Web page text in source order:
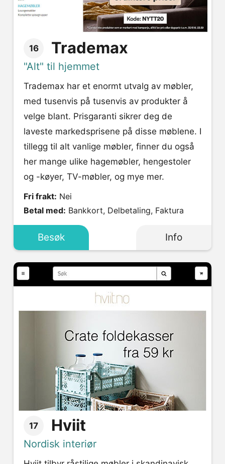
16 Trademax
"Alt" til hjemmet
Trademax har et enormt utvalg av møbler,
med tusenvis på tusenvis av produkter å
velge blant. Prisgaranti sikrer deg de
laveste markedsprisene på disse møblene. I
tillegg til alt vanlige møbler, finner du også
her mange ulike hagemøbler, hengestoler
og -køyer, TV-møbler, og mye mer.
Fri frakt: Nei
Betal med: Bankkort, Delbetaling, Faktura
Besøk Info
17 Hviit
Nordisk interiør